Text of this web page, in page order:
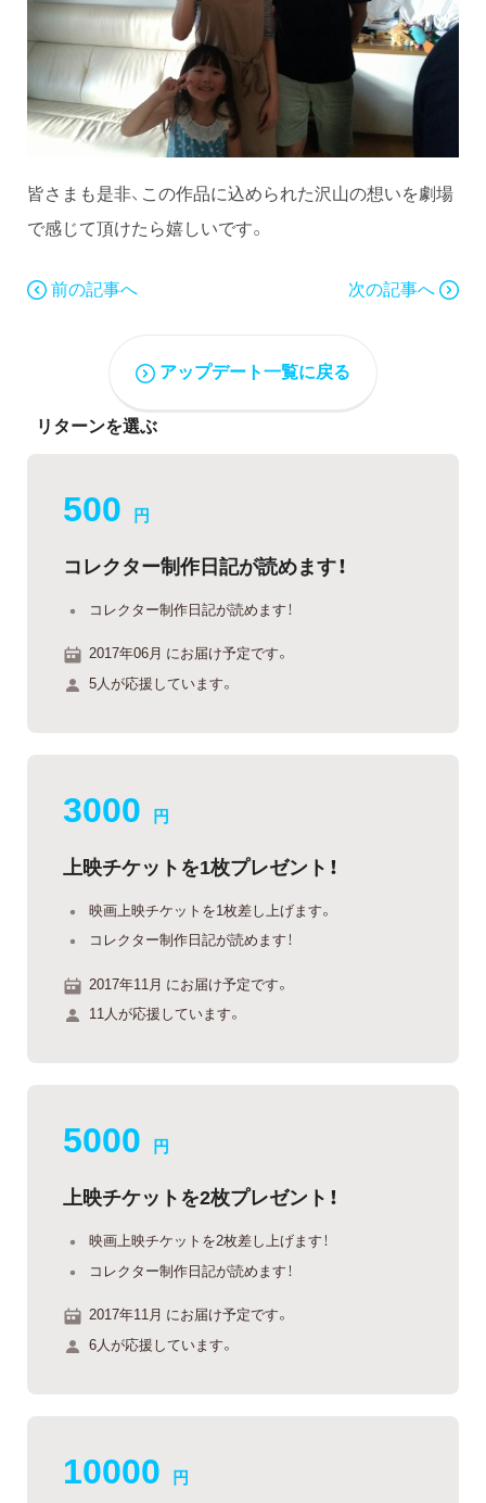
皆さまも是非、この作品に込められた沢山の想いを劇場
で感じて頂けたら嬉しいです。
前の記事へ 次の記事へ
アップデート一覧に戻る
リターンを選ぶ
500 円
コレクター制作日記が読めます！
コレクター制作日記が読めます！
2017年06月 にお届け予定です。
5人が応援しています。
3000 円
上映チケットを1枚プレゼント！
映画上映チケットを1枚差し上げます。
コレクター制作日記が読めます！
2017年11月 にお届け予定です。
11人が応援しています。
5000 円
上映チケットを2枚プレゼント！
映画上映チケットを2枚差し上げます！
コレクター制作日記が読めます！
2017年11月 にお届け予定です。
6人が応援しています。
10000 円